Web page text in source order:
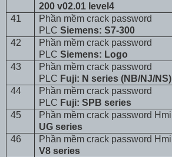
200 v02.01 level4
41
Phần mềm crack password
PLCSiemens: S7-300
42
Phần mềm crack password
PLCSiemens: Logo
43
Phần mềm crack password
PLC Fuji: N series (NB/NJ/NS)
44
Phần mềm crack password
PLC Fuji: SPB series
45 Phần mềm crack password Hmi
UG series
46 Phần mềm crack password Hmi
V8 series